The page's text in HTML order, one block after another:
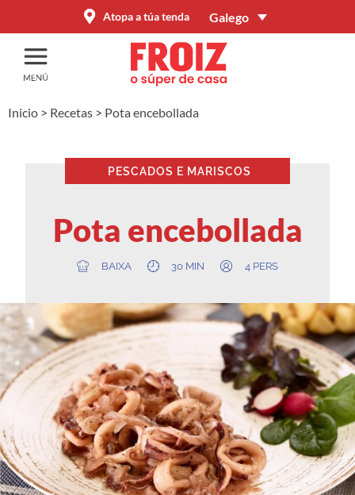
Atopa a túa tenda Galego
Inicio > Recetas > Pota encebollada
PESCADOS E MARISCOS
Pota encebollada
BAIXA 30 MIN 4 PERS